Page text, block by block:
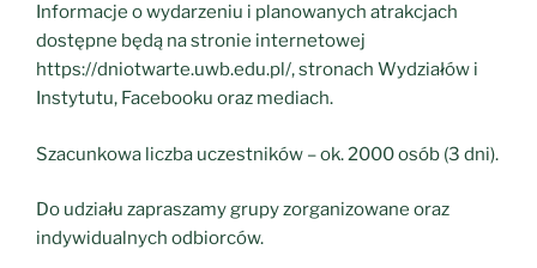
Informacje o wydarzeniu i planowanych atrakcjach
dostępne będą na stronie internetowej
https://dniotwarte.uwb.edu.pl/, stronach Wydziałów i
Instytutu, Facebooku oraz mediach.
Szacunkowa liczba uczestników – ok. 2000 osób (3 dni).
Do udziału zapraszamy grupy zorganizowane oraz
indywidualnych odbiorców.